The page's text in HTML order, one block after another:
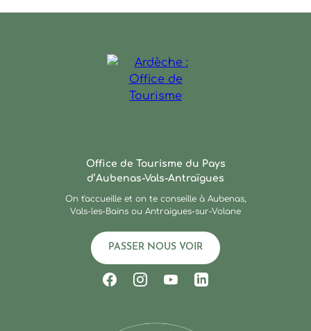
Office de Tourisme du Pays
d’Aubenas-Vals-Antraïgues
On t'accueille et on te conseille à Aubenas,
Vals-les-Bains ou Antraigues-sur-Volane
PASSER NOUS VOIR
Suivez-nous sur Facebook
Suivez-nous sur Instagram
Suivez-nous sur
Suivez-nous sur